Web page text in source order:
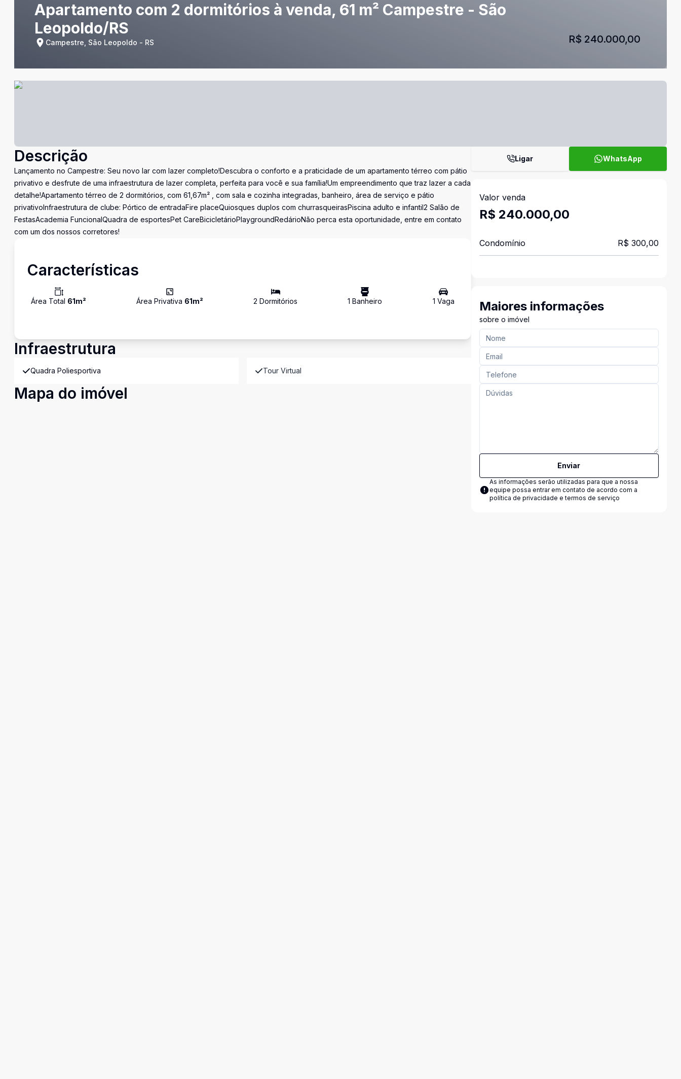
Apartamento com 2 dormitórios à venda, 61 m² Campestre - São
Leopoldo/RS
Campestre, São Leopoldo - RS R$ 240.000,00
Descrição
Lançamento no Campestre: Seu novo lar com lazer completo!Descubra o conforto e a praticidade de um apartamento térreo com pátio
privativo e desfrute de uma infraestrutura de lazer completa, perfeita para você e sua família!Um empreendimento que traz lazer a cada
detalhe!Apartamento térreo de 2 dormitórios, com 61,67m² , com sala e cozinha integradas, banheiro, área de serviço e pátio
privativoInfraestrutura de clube: Pórtico de entradaFire placeQuiosques duplos com churrasqueirasPiscina adulto e infantil2 Salão de
FestasAcademia FuncionalQuadra de esportesPet CareBicicletárioPlaygroundRedárioNão perca esta oportunidade, entre em contato
com um dos nossos corretores!
Características
Área Total 61m² Área Privativa 61m² 2 Dormitórios 1 Banheiro 1 Vaga
Infraestrutura
Quadra Poliesportiva Tour Virtual
Mapa do imóvel
Ligar WhatsApp
Valor venda
R$ 240.000,00
Condomínio R$ 300,00
Maiores informações
sobre o imóvel
Enviar
As informações serão utilizadas para que a nossa
equipe possa entrar em contato de acordo com a
política de privacidade e termos de serviço